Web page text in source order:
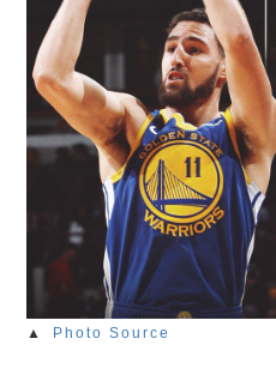
▲ Photo Source